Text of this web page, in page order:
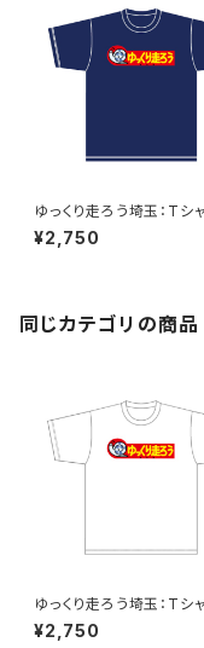
ゆっくり走ろう埼玉：Tシ
aby）A
¥2,750
同じカテゴリの商品
ゆっくり走ろう埼玉：Tシ
hite）A
¥2,750